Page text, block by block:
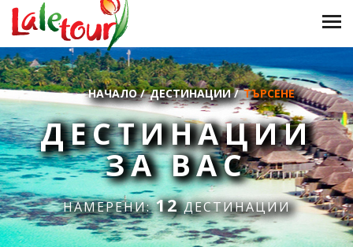
НАЧАЛО/ ДЕСТИНАЦИИ/ ТЪРСЕНЕ
ДЕСТИНАЦИИ
ЗА ВАС
НАМЕРЕНИ:12ДЕСТИНАЦИИ